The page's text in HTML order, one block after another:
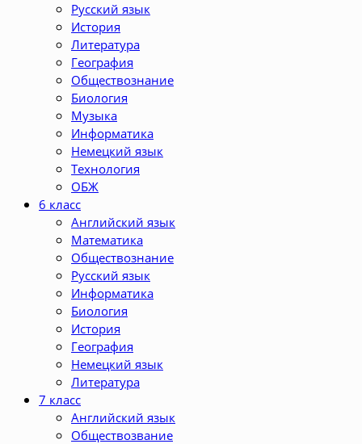
Русский язык
История
Литература
География
Обществознание
Биология
Музыка
Информатика
Немецкий язык
Технология
ОБЖ
6 класс
Английский язык
Математика
Обществознание
Русский язык
Информатика
Биология
История
География
Немецкий язык
Литература
7 класс
Английский язык
Обществозвание